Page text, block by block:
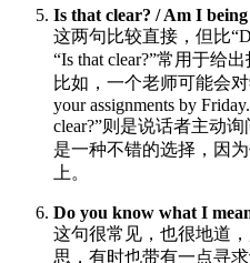
Is that clear? / Am I being
这两句比较直接，但比
“Is that clear?”常用于给
比如，一个老师可能会对
your assignments by
clear?”则是说话者主动
是一种不错的选择，因
上。
Do you know what I
这句很常见，也很地道
思，有时也带有一点寻